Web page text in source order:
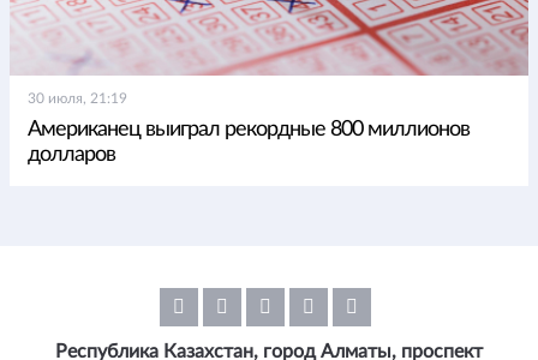
30 июля, 21:19
Американец выиграл рекордные 800 миллионов
долларов
Республика Казахстан, город Алматы, проспект